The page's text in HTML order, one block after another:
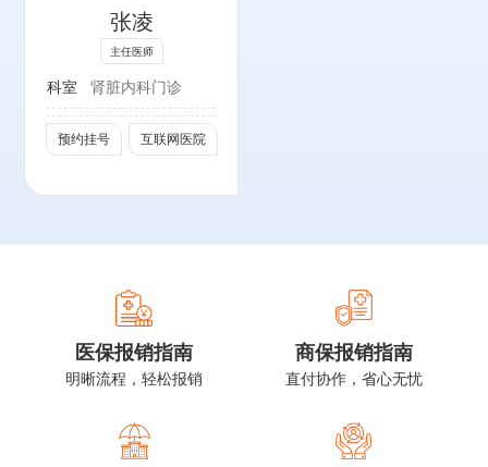
Renal
Failure》等杂志也
发表了关于腹膜透
析相关的研究成
果。还参与多个学
术团体，担任北京
康复医学会肾脏病
改进中心专家委员
会委员、 同时兼任
昌平区血液净化质
常务主任。
张凌
主任医师
科室 肾脏内科门诊
预约挂号 互联网医院
医保报销指南
明晰流程，轻松报销
商保报销指南
直付协作，省心无忧